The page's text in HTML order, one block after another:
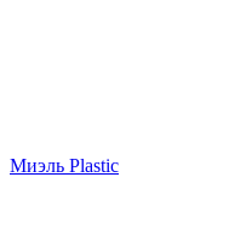
Миэль Plastic